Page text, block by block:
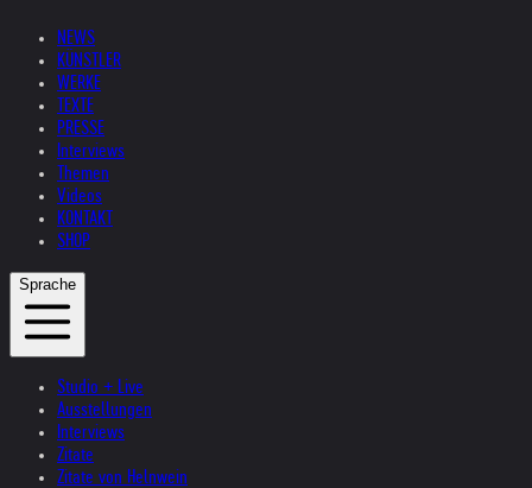
NEWS
KÜNSTLER
WERKE
TEXTE
PRESSE
Interviews
Themen
Videos
KONTAKT
SHOP
Sprache
Studio + Live
Ausstellungen
Interviews
Zitate
Zitate von Helnwein